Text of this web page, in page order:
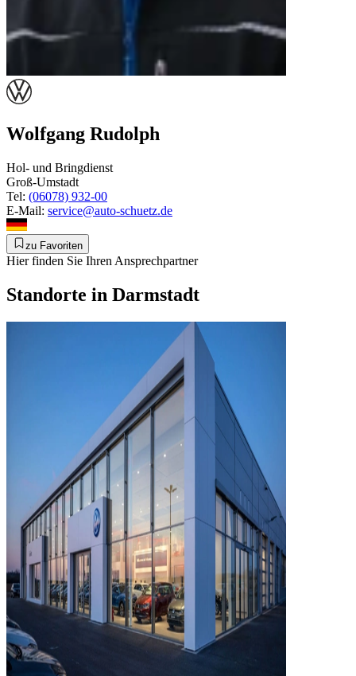
Wolfgang Rudolph
Hol- und Bringdienst
Groß-Umstadt
Tel: (06078) 932-00
E-Mail: service@auto-schuetz.de
zu Favoriten
Hier finden Sie Ihren Ansprechpartner
Standorte in Darmstadt